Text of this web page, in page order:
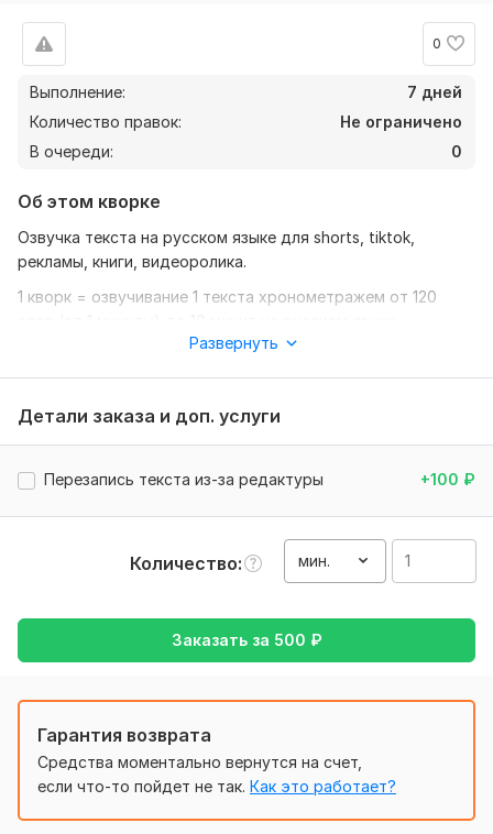
0
Выполнение:
7 дней
Количество правок:
Не ограничено
В очереди:
0
Об этом кворке
Озвучка текста на русском языке для shorts, tiktok,
рекламы, книги, видеоролика.
1 кворк = озвучивание 1 текста хронометражем от 120
Прошу обратить внимание, что расчет стоимости
производится по количеству слов: 1 минута = 120 слов =
Нужно для заказа:
1. Послушать моё портфолио и убедиться, что голос вам
редактируемом формате: doc, rtf.
Важно! Перезапись озвучки текста с изменениями или
Голос:
Возраст: Детский,Молодежный, Взрослый
Язык озвучки: Русский
Развернуть
Детали заказа и доп. услуги
Перезапись текста из-за редактуры +100 ₽
Количество мин.
Заказать за 500 ₽
Гарантия возврата
Средства моментально вернутся на счет,
если что-то пойдет не так. Как это работает?